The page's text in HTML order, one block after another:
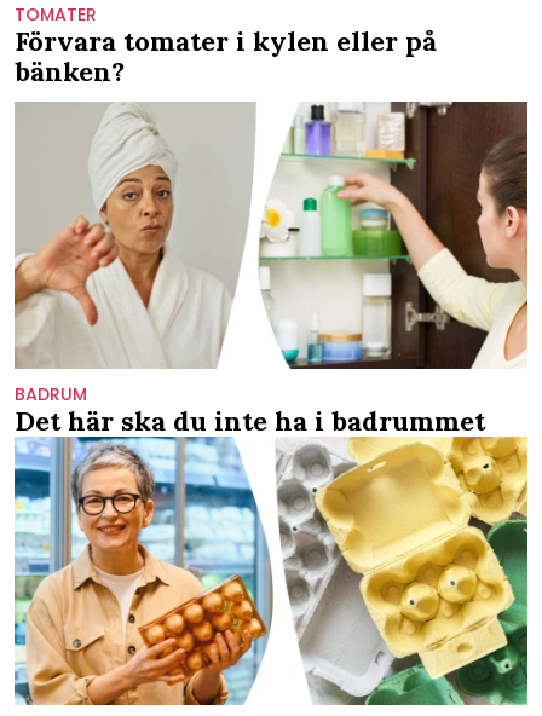
TOMATER
Förvara tomater i kylen eller på
bänken?
BADRUM
Det här ska du inte ha i badrummet